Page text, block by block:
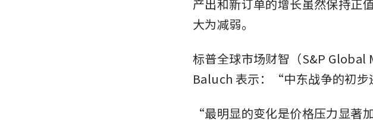
产出和新订单的增长虽然保持正
大为减弱。
标普全球市场财智（S&P
Baluch 表示：“中东战争的初步
“最明显的变化是价格压力显著